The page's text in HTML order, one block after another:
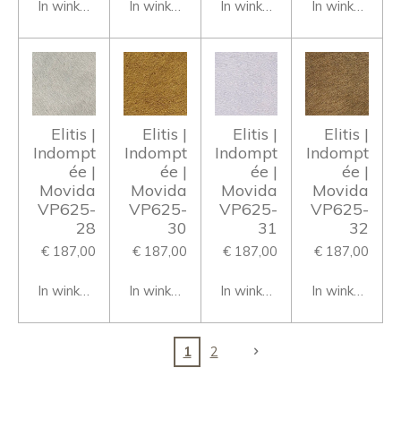
In winkelwagenIn winkelwagenIn winkelwagenIn
Elitis |
Indompt
ée |
Movida
VP625-
28
€ 187,00
In winkelwagen
Elitis |
Indompt
ée |
Movida
VP625-
30
€ 187,00
In winkelwagen
Elitis |
Indompt
ée |
Movida
VP625-
31
€ 187,00
In winkelwagen
Elitis |
Indompt
ée |
Movida
VP625-
32
€ 187,00
In
1 2